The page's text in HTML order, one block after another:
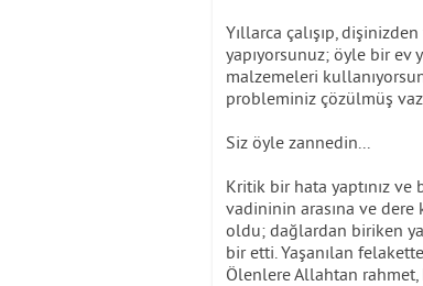
Yıllarca çalışıp, dişinizden
yapıyorsunuz; öyle bir ev
malzemeleri
probleminiz çözülmüş
Siz öyle zannedin...
Kritik bir hata yaptınız ve
vadininin arasına ve dere
oldu; dağlardan biriken
bir etti. Yaşanılan
Ölenlere Allahtan